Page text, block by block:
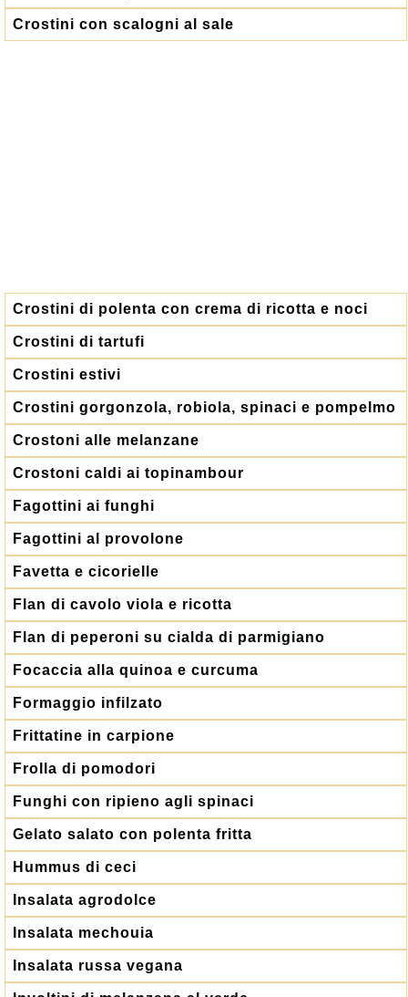
Crostini con scalogni al sale
Crostini di polenta con crema di ricotta e noci
Crostini di tartufi
Crostini estivi
Crostini gorgonzola, robiola, spinaci e pompelmo
Crostoni alle melanzane
Crostoni caldi ai topinambour
Fagottini ai funghi
Fagottini al provolone
Favetta e cicorielle
Flan di cavolo viola e ricotta
Flan di peperoni su cialda di parmigiano
Focaccia alla quinoa e curcuma
Formaggio infilzato
Frittatine in carpione
Frolla di pomodori
Funghi con ripieno agli spinaci
Gelato salato con polenta fritta
Hummus di ceci
Insalata agrodolce
Insalata mechouia
Insalata russa vegana